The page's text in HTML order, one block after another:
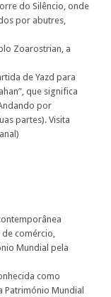
do Silêncio, onde
por abutres,
Zoarostrian, a
de Yazd para
que significa
por
partes). Visita
comércio,
Mundial pela
como
Património Mundial